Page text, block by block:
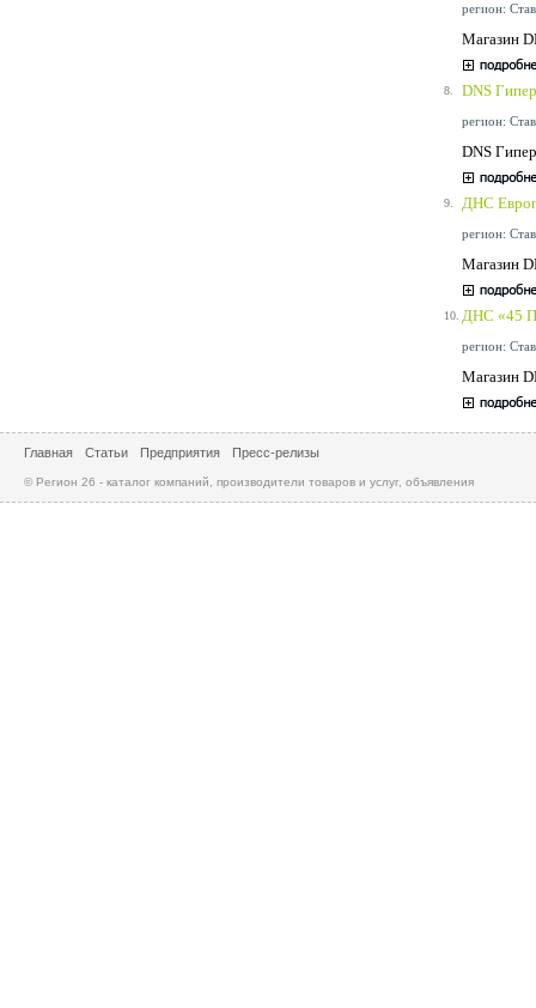
регион:
Магазин
8. DNS
регион:
DNS
9. ДНС
регион:
Магазин
10. ДНС «45
регион:
Магазин
Главная Статьи Предприятия Пресс-релизы
© Регион 26 - каталог компаний, производители товаров и услуг, объявления